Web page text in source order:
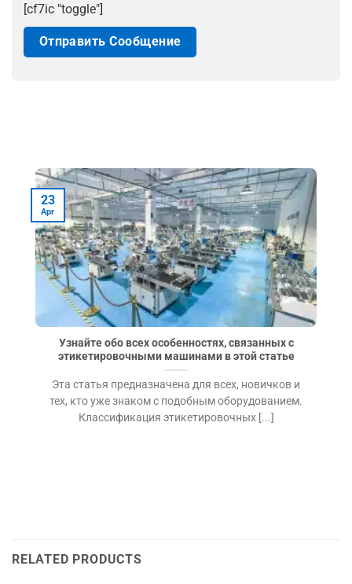
[cf7ic "toggle"]
Узнайте обо всех особенностях, связанных с
этикетировочными машинами в этой статье
Эта статья предназначена для всех, новичков и
тех, кто уже знаком с подобным оборудованием.
Классификация этикетировочных [...]
23
Apr
RELATED PRODUCTS